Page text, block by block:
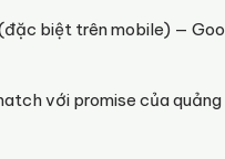
biệt trên mobile) —
với promise của